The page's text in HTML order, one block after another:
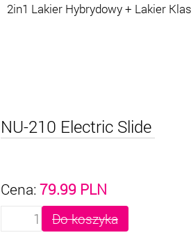
2in1 Lakier Hybrydowy + Lakier
NU-210 Electric Slide
Cena: 79.99 PLN